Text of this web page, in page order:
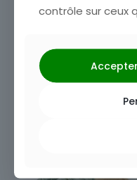
Vase bouteille
contrôle sur ceux